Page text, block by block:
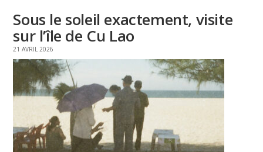
Sous le soleil exactement, visite
sur l’île de Cu Lao
21 AVRIL 2026